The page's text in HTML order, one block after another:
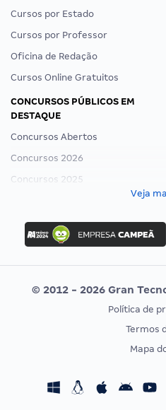
Cursos por Estado
Cursos por Professor
Oficina de Redação
Cursos Online Gratuitos
CONCURSOS PÚBLICOS EM
DESTAQUE
Concursos Abertos
Concursos 2026
Concursos 2025
Concurso Nacional Unificado
Concurso Ibama
Concurso MPU
Editais publicados
CONCURSOS POR PROFISSÃO
Concursos Fiscais
Veja
© 2012 - 2026 Gran
Política de
Termos
Mapa